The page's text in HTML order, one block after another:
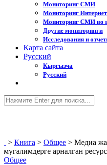
Мониторинг СМИ
Мониторинг
Мониторинг СМИ во
Другие мониторинги
Исследования и
Карта сайта
Русский
Кыргызча
Русский
> Книга > Общее > Медиа
мугалимдерге арналган
Общее